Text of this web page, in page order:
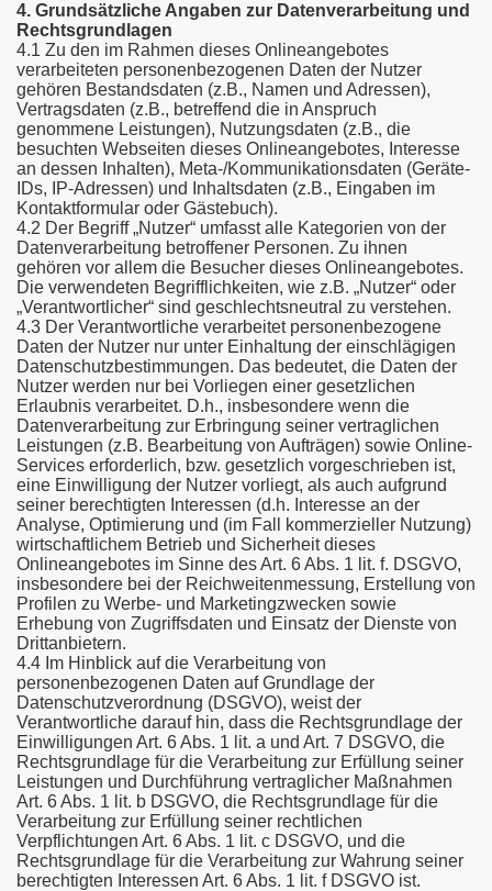
4. Grundsätzliche Angaben zur Datenverarbeitung und
Rechtsgrundlagen
4.1 Zu den im Rahmen dieses Onlineangebotes
verarbeiteten personenbezogenen Daten der Nutzer
gehören Bestandsdaten (z.B., Namen und Adressen),
Vertragsdaten (z.B., betreffend die in Anspruch
genommene Leistungen), Nutzungsdaten (z.B., die
besuchten Webseiten dieses Onlineangebotes, Interesse
an dessen Inhalten), Meta-/Kommunikationsdaten (Geräte-
IDs, IP-Adressen) und Inhaltsdaten (z.B., Eingaben im
Kontaktformular oder Gästebuch).
4.2 Der Begriff „Nutzer“ umfasst alle Kategorien von der
Datenverarbeitung betroffener Personen. Zu ihnen
gehören vor allem die Besucher dieses Onlineangebotes.
Die verwendeten Begrifflichkeiten, wie z.B. „Nutzer“ oder
„Verantwortlicher“ sind geschlechtsneutral zu verstehen.
4.3 Der Verantwortliche verarbeitet personenbezogene
Daten der Nutzer nur unter Einhaltung der einschlägigen
Datenschutzbestimmungen. Das bedeutet, die Daten der
Nutzer werden nur bei Vorliegen einer gesetzlichen
Erlaubnis verarbeitet. D.h., insbesondere wenn die
Datenverarbeitung zur Erbringung seiner vertraglichen
Leistungen (z.B. Bearbeitung von Aufträgen) sowie Online-
Services erforderlich, bzw. gesetzlich vorgeschrieben ist,
eine Einwilligung der Nutzer vorliegt, als auch aufgrund
seiner berechtigten Interessen (d.h. Interesse an der
Analyse, Optimierung und (im Fall kommerzieller Nutzung)
wirtschaftlichem Betrieb und Sicherheit dieses
Onlineangebotes im Sinne des Art. 6 Abs. 1 lit. f. DSGVO,
insbesondere bei der Reichweitenmessung, Erstellung von
Profilen zu Werbe- und Marketingzwecken sowie
Erhebung von Zugriffsdaten und Einsatz der Dienste von
Drittanbietern.
4.4 Im Hinblick auf die Verarbeitung von
personenbezogenen Daten auf Grundlage der
Datenschutzverordnung (DSGVO), weist der
Verantwortliche darauf hin, dass die Rechtsgrundlage der
Einwilligungen Art. 6 Abs. 1 lit. a und Art. 7 DSGVO, die
Rechtsgrundlage für die Verarbeitung zur Erfüllung seiner
Leistungen und Durchführung vertraglicher Maßnahmen
Art. 6 Abs. 1 lit. b DSGVO, die Rechtsgrundlage für die
Verarbeitung zur Erfüllung seiner rechtlichen
Verpflichtungen Art. 6 Abs. 1 lit. c DSGVO, und die
Rechtsgrundlage für die Verarbeitung zur Wahrung seiner
berechtigten Interessen Art. 6 Abs. 1 lit. f DSGVO ist.